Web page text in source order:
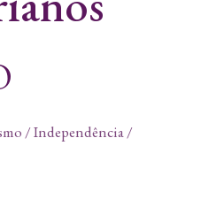
/ Independência /